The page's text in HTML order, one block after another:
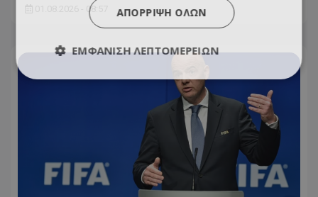
01.08.2026 - 08:57 ΑΠΌΡΡΙΨΗ ΌΛΩΝ
ΕΜΦΆΝΙΣΗ ΛΕΠΤΟΜΕΡΕΙΏΝ